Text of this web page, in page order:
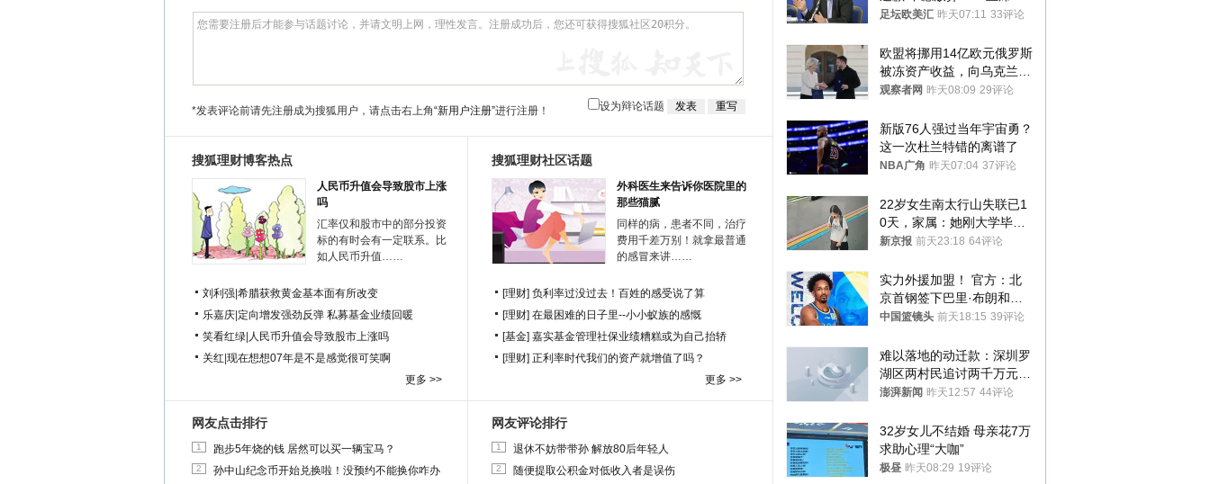
*发表评论前请先注册成为搜狐用户，请点击右上角“新用户注册”进行注册！ 设为辩论话题
搜狐理财博客热点
人民币升值会导致股市上涨
吗
汇率仅和股市中的部分投资
标的有时会有一定联系。比
如人民币升值……
刘利强 希腊获救黄金基本面有所改变
乐嘉庆 定向增发强劲反弹 私募基金业绩回暖
笑看红绿 人民币升值会导致股市上涨吗
关红 现在想想07年是不是感觉很可笑啊
更多 >>
搜狐理财社区话题
外科医生来告诉你医院里的
那些猫腻
同样的病，患者不同，治疗
费用千差万别！就拿最普通
的感冒来讲……
[理财] 负利率过没过去！百姓的感受说了算
[理财] 在最困难的日子里--小小蚁族的感慨
[基金] 嘉实基金管理社保业绩糟糕或为自己抬轿
[理财] 正利率时代我们的资产就增值了吗？
更多 >>
网友点击排行
1 跑步5年烧的钱 居然可以买一辆宝马？
2 孙中山纪念币开始兑换啦！没预约不能换你咋办
网友评论排行
1 退休不妨带带孙 解放80后年轻人
2 随便提取公积金对低收入者是误伤
位
足坛欧美汇 昨天07:11 33评论
欧盟将挪用14亿欧元俄罗斯
被冻资产收益，向乌克兰提
供援助
观察者网 昨天08:09 29评论
新版76人强过当年宇宙勇？
这一次杜兰特错的离谱了
NBA广角 昨天07:04 37评论
22岁女生南太行山失联已1
0天，家属：她刚大学毕业
想到山里旅行
新京报 前天23:18 64评论
实力外援加盟！ 官方：北
京首钢签下巴里·布朗和桑
普森
中国篮镜头 前天18:15 39评论
难以落地的动迁款：深圳罗
湖区两村民追讨两千万元动
迁款八年未果
澎湃新闻 昨天12:57 44评论
32岁女儿不结婚 母亲花7万
求助心理“大咖”
极昼 昨天08:29 19评论